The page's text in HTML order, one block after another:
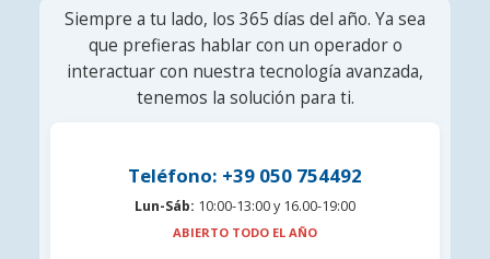
Siempre a tu lado, los 365 días del año. Ya sea
que prefieras hablar con un operador o
interactuar con nuestra tecnología avanzada,
tenemos la solución para ti.
Teléfono: +39 050 754492
Lun-Sáb: 10:00-13:00 y 16.00-19:00
ABIERTO TODO EL AÑO